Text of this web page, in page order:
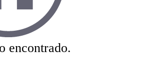
encontrado.